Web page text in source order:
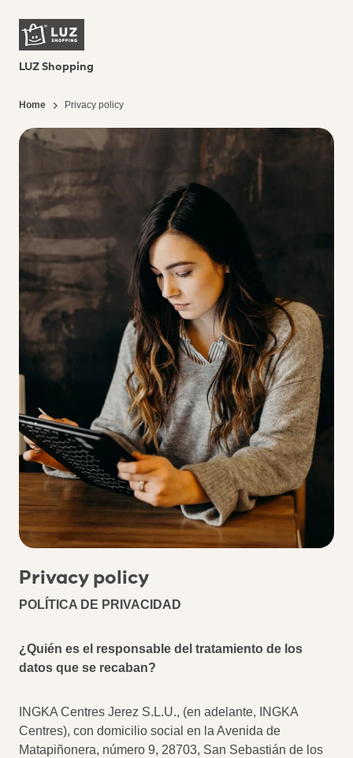
LUZ Shopping
Home Privacy policy
Privacy policy
POLÍTICA DE PRIVACIDAD
¿Quién es el responsable del tratamiento de los
datos que se recaban?
INGKA Centres Jerez S.L.U., (en adelante, INGKA
Centres), con domicilio social en la Avenida de
Matapiñonera, número 9, 28703, San Sebastián de los